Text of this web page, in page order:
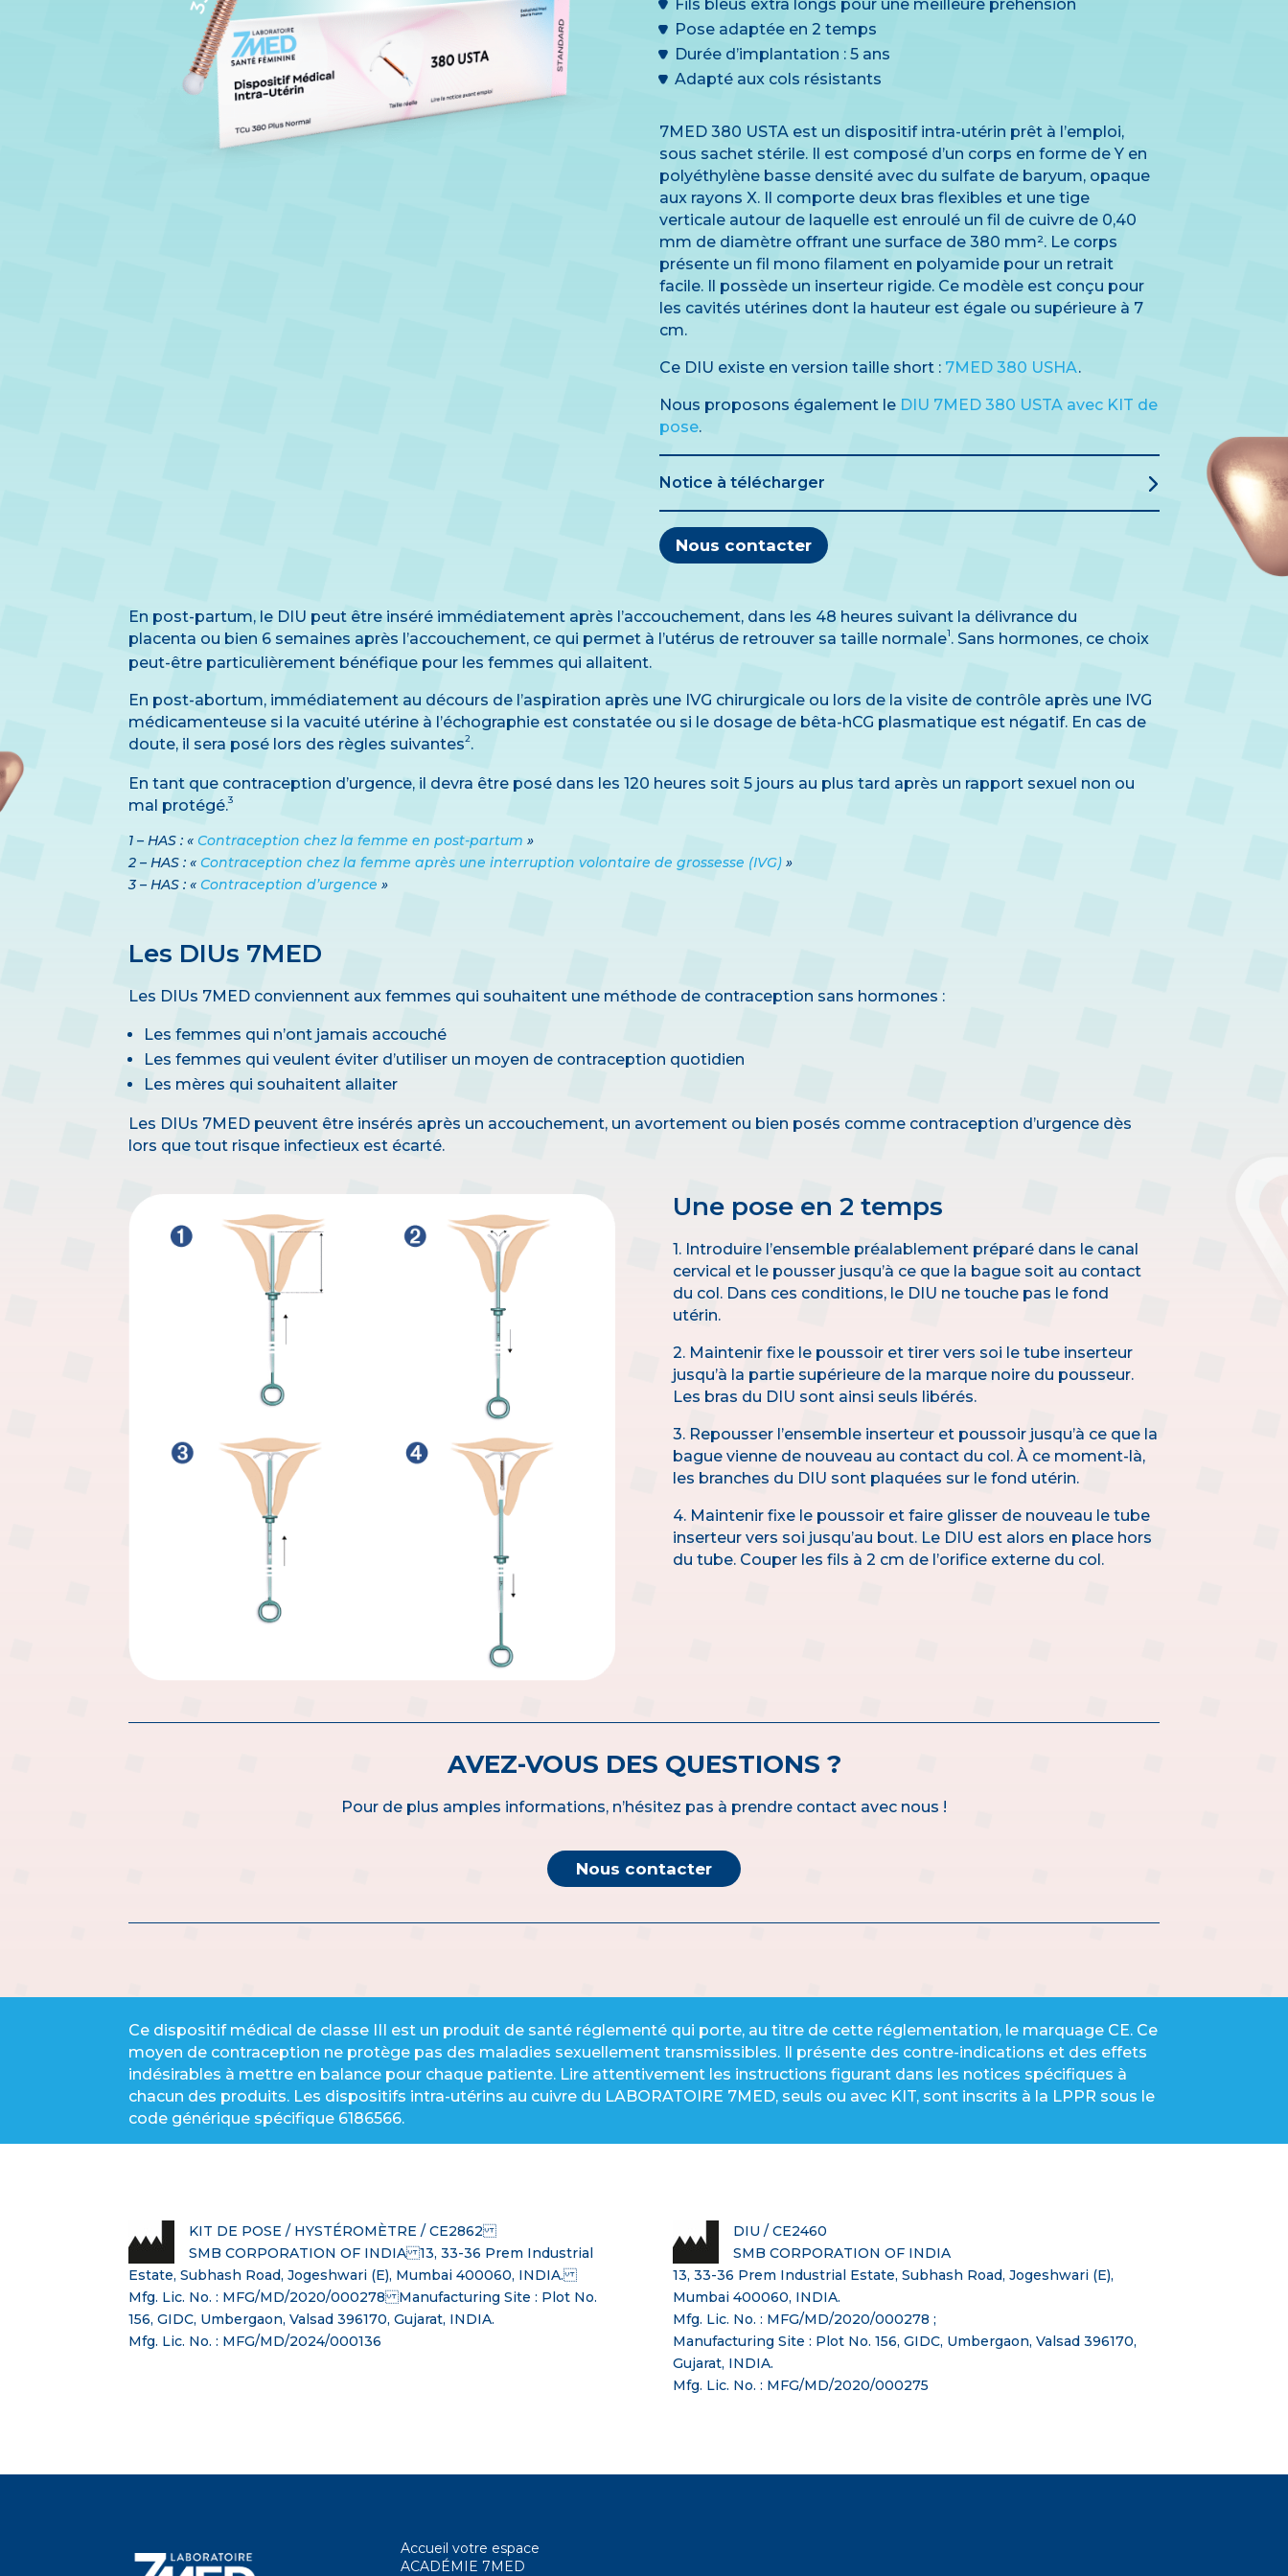
Fils bleus extra longs pour une meilleure préhension
Pose adaptée en 2 temps
Durée d’implantation : 5 ans
Adapté aux cols résistants
7MED 380 USTA est un dispositif intra-utérin prêt à l’emploi,
sous sachet stérile. Il est composé d’un corps en forme de Y en
polyéthylène basse densité avec du sulfate de baryum, opaque
aux rayons X. Il comporte deux bras flexibles et une tige
verticale autour de laquelle est enroulé un fil de cuivre de 0,40
mm de diamètre offrant une surface de 380 mm². Le corps
présente un fil mono filament en polyamide pour un retrait
facile. Il possède un inserteur rigide. Ce modèle est conçu pour
les cavités utérines dont la hauteur est égale ou supérieure à 7
cm.
Ce DIU existe en version taille short : 7MED 380 USHA.
Nous proposons également le DIU 7MED 380 USTA avec KIT de
pose.
Notice à télécharger
Nous contacter
En post-partum, le DIU peut être inséré immédiatement après l’accouchement, dans les 48 heures suivant la délivrance du
placenta ou bien 6 semaines après l’accouchement, ce qui permet à l’utérus de retrouver sa taille normale1. Sans hormones, ce choix
peut-être particulièrement bénéfique pour les femmes qui allaitent.
En post-abortum, immédiatement au décours de l’aspiration après une IVG chirurgicale ou lors de la visite de contrôle après une IVG
médicamenteuse si la vacuité utérine à l’échographie est constatée ou si le dosage de bêta-hCG plasmatique est négatif. En cas de
doute, il sera posé lors des règles suivantes2.
En tant que contraception d’urgence, il devra être posé dans les 120 heures soit 5 jours au plus tard après un rapport sexuel non ou
mal protégé.3
1 – HAS : « Contraception chez la femme en post-partum »
2 – HAS : « Contraception chez la femme après une interruption volontaire de grossesse (IVG) »
3 – HAS : «Contraception d’urgence »
Les DIUs 7MED
Les DIUs 7MED conviennent aux femmes qui souhaitent une méthode de contraception sans hormones :
Les femmes qui n’ont jamais accouché
Les femmes qui veulent éviter d’utiliser un moyen de contraception quotidien
Les mères qui souhaitent allaiter
Les DIUs 7MED peuvent être insérés après un accouchement, un avortement ou bien posés comme contraception d’urgence dès
lors que tout risque infectieux est écarté.
Une pose en 2 temps
1. Introduire l’ensemble préalablement préparé dans le canal
cervical et le pousser jusqu’à ce que la bague soit au contact
du col. Dans ces conditions, le DIU ne touche pas le fond
utérin.
2. Maintenir fixe le poussoir et tirer vers soi le tube inserteur
jusqu’à la partie supérieure de la marque noire du pousseur.
Les bras du DIU sont ainsi seuls libérés.
3. Repousser l’ensemble inserteur et poussoir jusqu’à ce que la
bague vienne de nouveau au contact du col. À ce moment-là,
les branches du DIU sont plaquées sur le fond utérin.
4. Maintenir fixe le poussoir et faire glisser de nouveau le tube
inserteur vers soi jusqu’au bout. Le DIU est alors en place hors
du tube. Couper les fils à 2 cm de l’orifice externe du col.
AVEZ-VOUS DES QUESTIONS ?
Pour de plus amples informations, n’hésitez pas à prendre contact avec nous !
Nous contacter
Ce dispositif médical de classe III est un produit de santé réglementé qui porte, au titre de cette réglementation, le marquage CE. Ce
moyen de contraception ne protège pas des maladies sexuellement transmissibles. Il présente des contre-indications et des effets
indésirables à mettre en balance pour chaque patiente. Lire attentivement les instructions figurant dans les notices spécifiques à
chacun des produits. Les dispositifs intra-utérins au cuivre du LABORATOIRE 7MED, seuls ou avec KIT, sont inscrits à la LPPR sous le
code générique spécifique 6186566.
KIT DE POSE / HYSTÉROMÈTRE / CE2862
SMB CORPORATION OF INDIA 13, 33-36 Prem Industrial
Estate, Subhash Road, Jogeshwari (E), Mumbai 400060, INDIA.
Mfg. Lic. No. : MFG/MD/2020/000278 Manufacturing Site : Plot No.
156, GIDC, Umbergaon, Valsad 396170, Gujarat, INDIA.
Mfg. Lic. No. : MFG/MD/2024/000136
DIU / CE2460
SMB CORPORATION OF INDIA
13, 33-36 Prem Industrial Estate, Subhash Road, Jogeshwari (E),
Mumbai 400060, INDIA.
Mfg. Lic. No. : MFG/MD/2020/000278 ;
Manufacturing Site : Plot No. 156, GIDC, Umbergaon, Valsad 396170,
Gujarat, INDIA.
Mfg. Lic. No. : MFG/MD/2020/000275
Accueil votre espace
ACADÉMIE 7MED